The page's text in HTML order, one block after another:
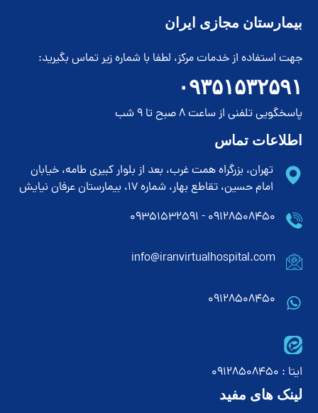
بیمارستان مجازی ایران
جهت استفاده از خدمات مرکز، لطفا با شماره زیر تماس بگیرید:
۰۹۳۵۱۵۳۲۵۹۱
پاسخگویی تلفنی از ساعت 8 صبح تا 9 شب
اطلاعات تماس
تهران، بزرگراه همت غرب، بعد از بلوار کبیری طامه، خیابان
امام حسین، تقاطع بهار، شماره 17، بیمارستان عرفان نیایش
۰۹۱۲۸۵۰۸۴۵۰ - ۰۹۳۵۱۵۳۲۵۹۱
info@iranvirtualhospital.com
09128508450
ایتا : 09128508450
لینک های مفید